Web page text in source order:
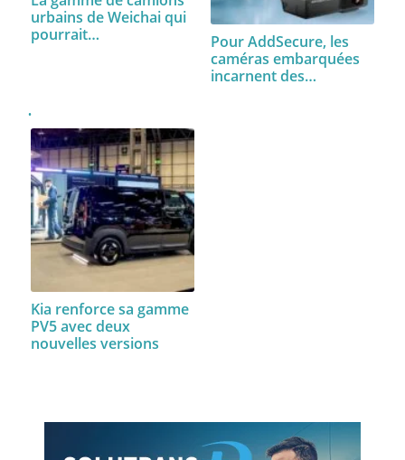
urbains de Weichai qui
pourrait…
Pour AddSecure, les
caméras embarquées
incarnent des…
Kia renforce sa gamme
PV5 avec deux
nouvelles versions